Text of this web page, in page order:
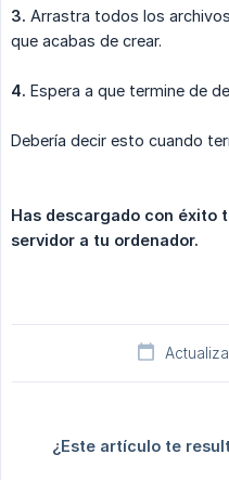
3. Arrastra todos los
que acabas de crear.
4. Espera a que termine de
Debería decir esto cuando
Has descargado con éxito
servidor a tu ordenador.
¿Este artículo te